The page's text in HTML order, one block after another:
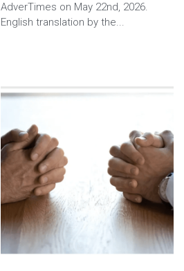
AdverTimes on May 22nd, 2026.
English translation by the...